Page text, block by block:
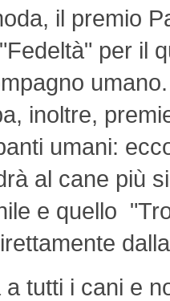
il premio
per il
inoltre,
umani:
al cane più
e quello
tutti i cani e